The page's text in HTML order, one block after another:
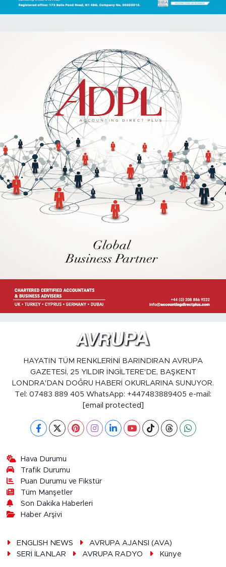
HAYATIN TÜM RENKLERİNİ BARINDIRAN AVRUPA
GAZETESİ, 25 YILDIR İNGİLTERE'DE, BAŞKENT
LONDRA'DAN DOĞRU HABERİ OKURLARINA SUNUYOR.
Tel: 07483 889 405 WhatsApp: +447483889405 e-mail:
[email protected]
Hava Durumu
Trafik Durumu
Puan Durumu ve Fikstür
Tüm Manşetler
Son Dakika Haberleri
Haber Arşivi
ENGLISH NEWS
AVRUPA AJANSI (AVA)
SERİ İLANLAR
AVRUPA RADYO Künye